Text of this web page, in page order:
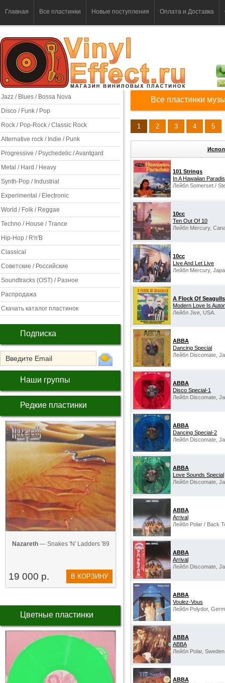
Главная Все пластинки Новые поступления Оплата и Доставка
Jazz / Blues / Bossa Nova
Disco / Funk / Pop
Rock / Pop-Rock / Classic Rock
Alternative rock / Indie / Punk
Progressive / Psychedelic / Avantgard
Metal / Hard / Heavy
Synth-Pop / Industrial
Experimental / Electronic
World / Folk / Reggae
Techno / House / Trance
Hip-Hop / R'n'B
Classical
Советские / Российские
Soundtracks (OST) / Разное
Распродажа
Скачать каталог пластинок
Подписка
Наши группы
Редкие пластинки
Nazareth— Snakes 'N' Ladders '89
19 000 р. В КОРЗИНУ
Цветные пластинки
Все пластинки
1 2 3 4 5
101 Strings
In A Hawaiian
Лейбл Somerset /
10cc
Ten Out Of 10
Лейбл Mercury,
10cc
Live And Let Live
Лейбл Mercury,
A Flock Of Seagulls
Modern Love Is
Лейбл Jive, USA.
ABBA
Dancing Special
Лейбл Discomate,
ABBA
Disco Special-1
Лейбл Discomate,
ABBA
Dancing Special-2
Лейбл Discomate,
ABBA
Love Sounds Special
Лейбл Discomate,
ABBA
Arrival
Лейбл Polar / Back
ABBA
Arrival
Лейбл Discomate,
ABBA
Voulez-Vous
Лейбл Polydor,
ABBA
ABBA
Лейбл Polar,
ABBA